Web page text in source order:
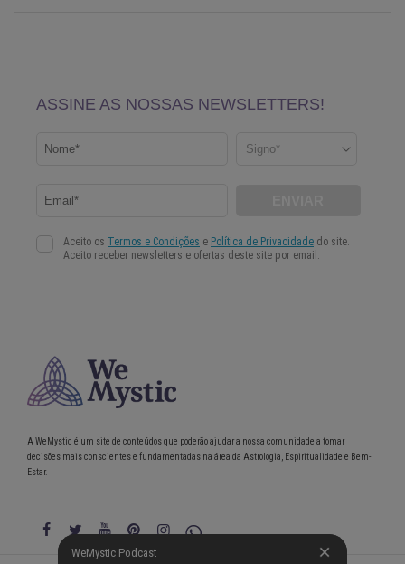
WeMystic Podcast
A WeMystic é um site de conteúdos que poderão ajudar a nossa comunidade a tomar
decisões mais conscientes e fundamentadas na área da Astrologia, Espiritualidade e Bem-
Estar.
WeMystic Podcast